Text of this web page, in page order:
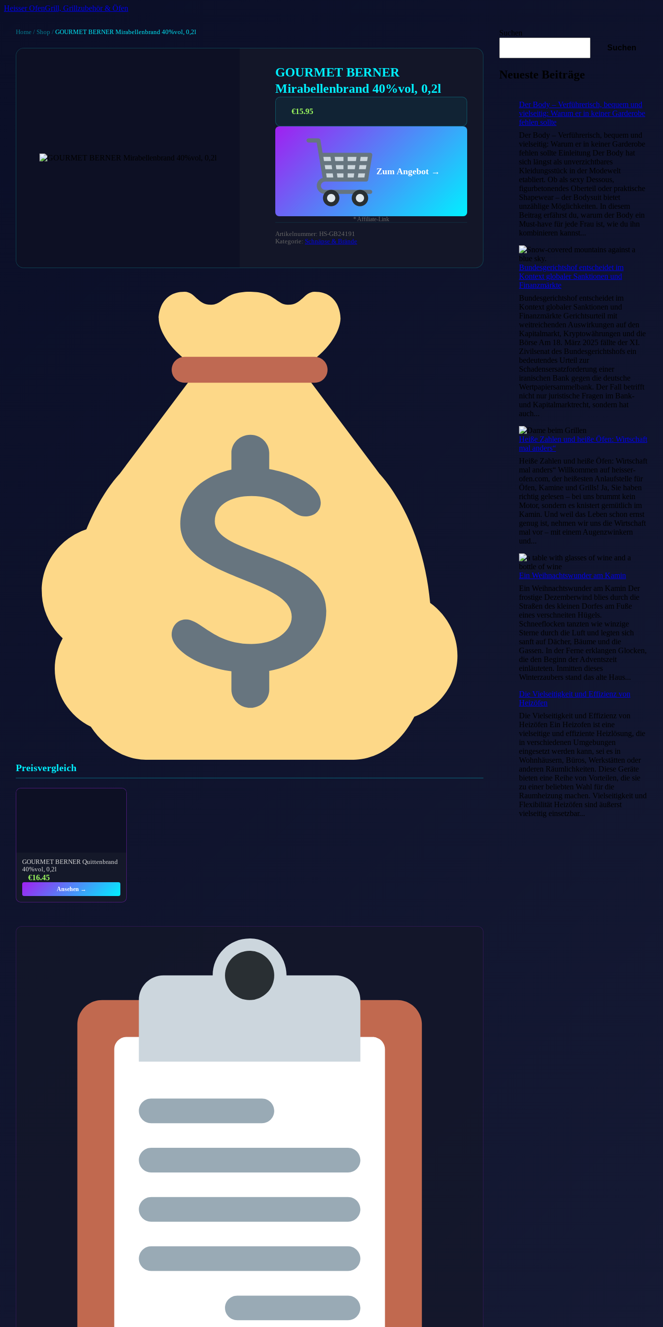
Heisser OfenGrill, Grillzubehör & Öfen
Home / Shop / GOURMET BERNER Mirabellenbrand 40%vol, 0,2l
GOURMET BERNER
Mirabellenbrand 40%vol, 0,2l
€15.95
Zum Angebot →
* Affiliate-Link
Artikelnummer: HS-GB24191
Kategorie: Schnäpse & Brände
Preisvergleich
GOURMET BERNER Quittenbrand
40%vol, 0,2l
€16.45
Ansehen →
Suchen
Suchen
Neueste Beiträge
Der Body – Verführerisch, bequem und
vielseitig: Warum er in keiner Garderobe
fehlen sollte
Der Body – Verführerisch, bequem und
vielseitig: Warum er in keiner Garderobe
fehlen sollte Einleitung Der Body hat
sich längst als unverzichtbares
Kleidungsstück in der Modewelt
etabliert. Ob als sexy Dessous,
figurbetonendes Oberteil oder praktische
Shapewear – der Bodysuit bietet
unzählige Möglichkeiten. In diesem
Beitrag erfährst du, warum der Body ein
Must-have für jede Frau ist, wie du ihn
kombinieren kannst...
Bundesgerichtshof entscheidet im
Kontext globaler Sanktionen und
Finanzmärkte
Bundesgerichtshof entscheidet im
Kontext globaler Sanktionen und
Finanzmärkte Gerichtsurteil mit
weitreichenden Auswirkungen auf den
Kapitalmarkt, Kryptowährungen und die
Börse Am 18. März 2025 fällte der XI.
Zivilsenat des Bundesgerichtshofs ein
bedeutendes Urteil zur
Schadensersatzforderung einer
iranischen Bank gegen die deutsche
Wertpapiersammelbank. Der Fall betrifft
nicht nur juristische Fragen im Bank-
und Kapitalmarktrecht, sondern hat
auch...
Heiße Zahlen und heiße Öfen: Wirtschaft
mal anders“
Heiße Zahlen und heiße Öfen: Wirtschaft
mal anders“ Willkommen auf heisser-
ofen.com, der heißesten Anlaufstelle für
Öfen, Kamine und Grills! Ja, Sie haben
richtig gelesen – bei uns brummt kein
Motor, sondern es knistert gemütlich im
Kamin. Und weil das Leben schon ernst
genug ist, nehmen wir uns die Wirtschaft
mal vor – mit einem Augenzwinkern
und...
Ein Weihnachtswunder am Kamin
Ein Weihnachtswunder am Kamin Der
frostige Dezemberwind blies durch die
Straßen des kleinen Dorfes am Fuße
eines verschneiten Hügels.
Schneeflocken tanzten wie winzige
Sterne durch die Luft und legten sich
sanft auf Dächer, Bäume und die
Gassen. In der Ferne erklangen Glocken,
die den Beginn der Adventszeit
einläuteten. Inmitten dieses
Winterzaubers stand das alte Haus...
Die Vielseitigkeit und Effizienz von
Heizöfen
Die Vielseitigkeit und Effizienz von
Heizöfen Ein Heizofen ist eine
vielseitige und effiziente Heizlösung, die
in verschiedenen Umgebungen
eingesetzt werden kann, sei es in
Wohnhäusern, Büros, Werkstätten oder
anderen Räumlichkeiten. Diese Geräte
bieten eine Reihe von Vorteilen, die sie
zu einer beliebten Wahl für die
Raumheizung machen. Vielseitigkeit und
Flexibilität Heizöfen sind äußerst
vielseitig einsetzbar...